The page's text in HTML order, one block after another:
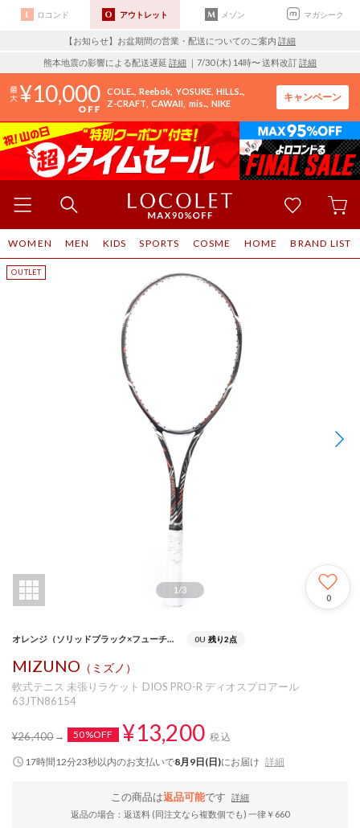
ロコンド アウトレット メゾン マガシーク
【お知らせ】お盆期間の営業・配送についてのご案内 詳細
熊本地震の影響による配送遅延 詳細 ｜7/30 (木) 14時〜 送料改訂詳細
10,000 COLE.. Reebok YOSUKE HILLS..
Z-CRAFT CAWAII mis.. NIKE
キャンペーン
WOMEN MEN KIDS SPORTS COSME HOME BRAND LIST
1/3
0
オレンジ（ソリッドブラック×フューチャーオレンジ） 0U 残り2点
MIZUNO （ミズノ）
軟式テニス 未張りラケット DIOS PRO-R ディオスプロアール
63JTN86154
¥26,400 50%OFF ¥13,200 税込
17時間12分22秒以内のお支払いで8月9日(日)にお届け 詳細
この商品は返品可能です
詳細
返品の場合：返送料 (同注文なら複数個でも) 一律￥660